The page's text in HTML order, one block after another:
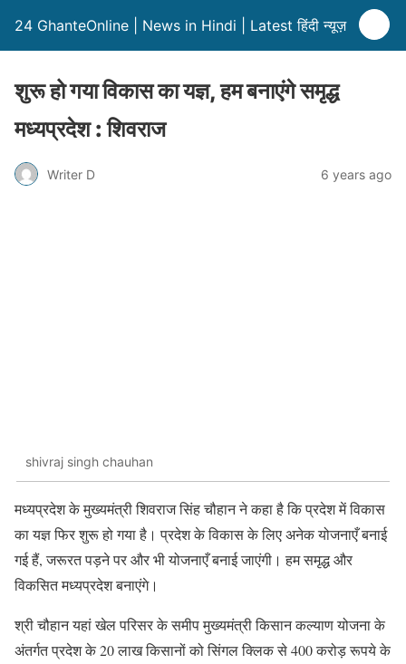
24 GhanteOnline | News in Hindi | Latest हिंदी न्यूज़
शुरू हो गया विकास का यज्ञ, हम बनाएंगे समृद्ध
मध्यप्रदेश : शिवराज
Writer D 6 years ago
shivraj singh chauhan
मध्यप्रदेश के मुख्यमंत्री शिवराज सिंह चौहान ने कहा है कि प्रदेश में विकास
का यज्ञ फिर शुरू हो गया है। प्रदेश के विकास के लिए अनेक योजनाएँ बनाई
गई हैं, जरूरत पड़ने पर और भी योजनाएँ बनाई जाएंगी। हम समृद्ध और
विकसित मध्यप्रदेश बनाएंगे।
श्री चौहान यहां खेल परिसर के समीप मुख्यमंत्री किसान कल्याण योजना के
अंतर्गत प्रदेश के 20 लाख किसानों को सिंगल क्लिक से 400 करोड़ रूपये के